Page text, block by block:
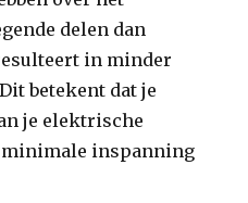
delen dan
in minder
betekent dat je
je elektrische
inspanning